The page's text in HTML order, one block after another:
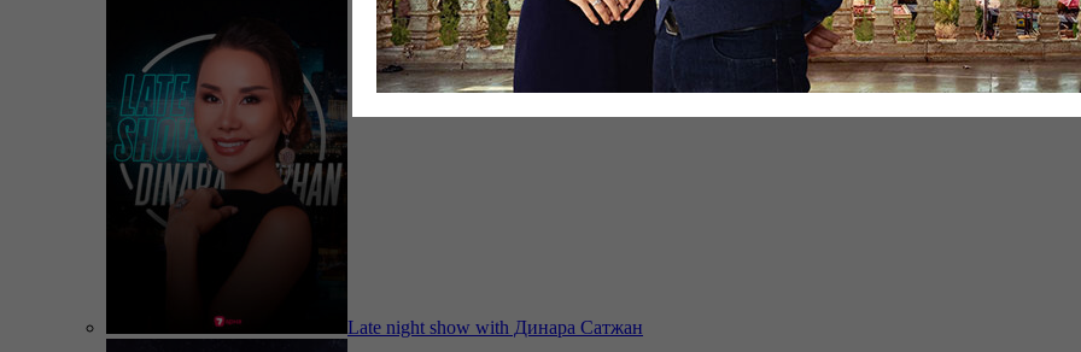
Late night show with Динара Сатжан